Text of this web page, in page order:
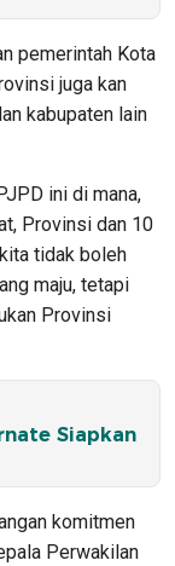
pemerintah Kota
juga kan
kabupaten lain
ini di mana,
Provinsi dan 10
tidak boleh
maju, tetapi
Provinsi
Siapkan
komitmen
Perwakilan